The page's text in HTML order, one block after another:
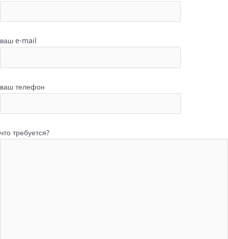
ваш e-mail
ваш телефон
что требуется?